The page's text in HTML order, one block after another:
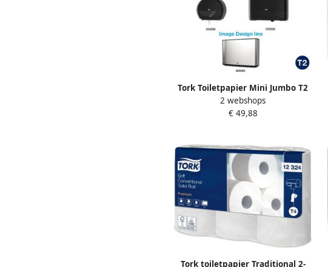
Tork Toiletpapier Mini Jumbo T2
advanced 2-laags 12 rollen wit
120280
2 webshops
€ 49,88
Tork toiletpapier Traditional 2-